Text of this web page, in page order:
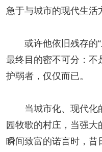
急于与城市的现代生活
或许他依旧残存的“
最终目的密不可分：不
护弱者，仅仅而已。
当城市化、现代化
园牧歌的村庄，当强
瞬间致富的诺言时，昔